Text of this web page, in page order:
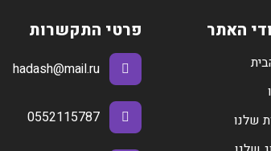
מינימום גירוי, מקסימום לחות והחלקת מרקם.
יוצר גירוי מבוקר לעידוד תהליכי ריפוי טבעיים.
מומלץ לאזורים עם עור עבה כמו הפנים והצוואר.
האתר
שלנו
פרטי התקשרות
hadash@mail.ru
0552115787